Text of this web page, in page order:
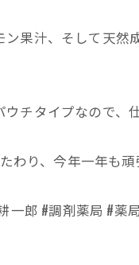
ン果汁、そして天
チタイプなので、
たわり、今年一年も
一郎 #調剤薬局 #薬